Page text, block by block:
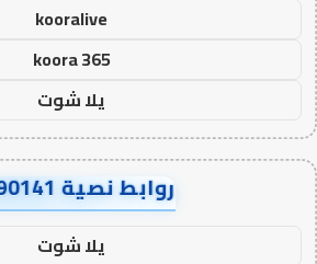
kooralive
koora 365
يلا شوت
روابط نصية AA90141
يلا شوت